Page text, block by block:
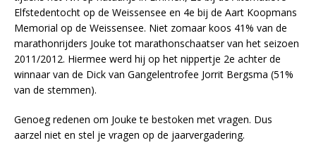
Elfstedentocht op de Weissensee en 4e bij de Aart Koopmans
Memorial op de Weissensee. Niet zomaar koos 41% van de
marathonrijders Jouke tot marathonschaatser van het seizoen
2011/2012. Hiermee werd hij op het nippertje 2e achter de
winnaar van de Dick van Gangelentrofee Jorrit Bergsma (51%
van de stemmen).
Genoeg redenen om Jouke te bestoken met vragen. Dus
aarzel niet en stel je vragen op de jaarvergadering.